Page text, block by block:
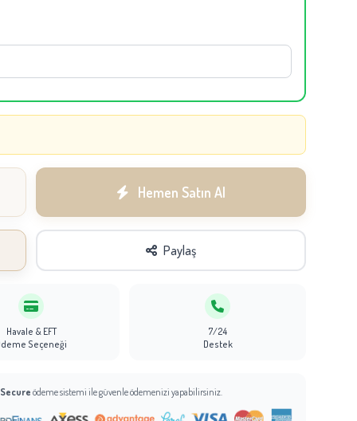
Hemen Satın Al
Paylaş
Havale & EFT
Seçeneği
7/24
Destek
Secure ödeme sistemi ile güvenle ödemenizi yapabilirsiniz.